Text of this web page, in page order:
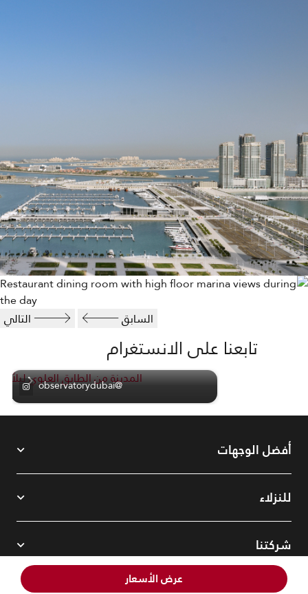
عرض الأسعار
السابق التالي
تابعنا على الانستغرام
@observatorydubai
أفضل الوجهات
للنزلاء
شركتنا